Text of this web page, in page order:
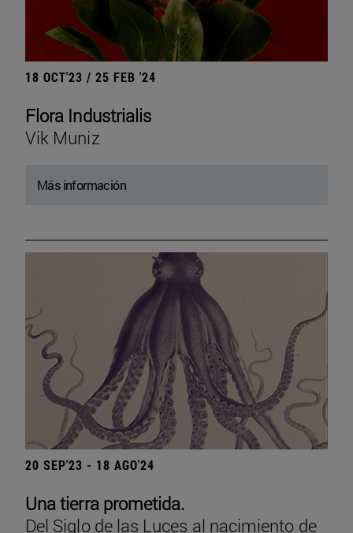
18 OCT'23 / 25 FEB '24
Flora Industrialis
Vik Muniz
Más información
20 SEP'23 - 18 AGO'24
Una tierra prometida.
Del Siglo de las Luces al nacimiento de